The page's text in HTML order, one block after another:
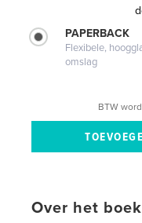
PAPERBACK
Flexibele,
omslag
BTW
Over het boek